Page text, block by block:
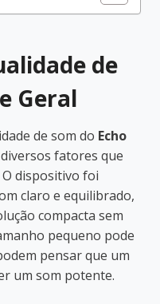
de
Geral
de som do Echo
fatores que
dispositivo foi
claro e equilibrado,
compacta sem
pequeno pode
pensar que um
um som potente.